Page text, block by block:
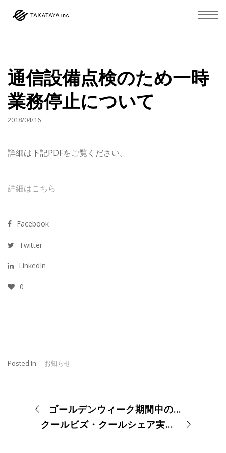
通信設備点検のため一時
業務停止について
2018/04/16
詳細は下記PDFをご覧ください。
詳細はこちら
Facebook
Twitter
LinkedIn
0
Posted In: お知らせ
ゴールデンウィーク期間中の営業時間について
クールビズ・クールシェア実施のご案内